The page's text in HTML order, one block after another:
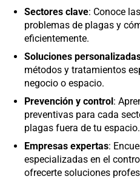
Sectores clave: Conoce
problemas de plagas y
eficientemente.
Soluciones
métodos y tratamientos
negocio o espacio.
Prevención y control:
preventivas para cada
plagas fuera de tu espacio.
Empresas expertas:
especializadas en el
ofrecerte soluciones